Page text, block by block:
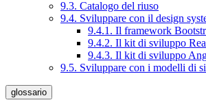
9.3. Catalogo del riuso
9.4. Sviluppare con il design
9.4.1. Il framework
9.4.2. Il kit di sviluppo
9.4.3. Il kit di sviluppo
9.5. Sviluppare con i modelli di
glossario